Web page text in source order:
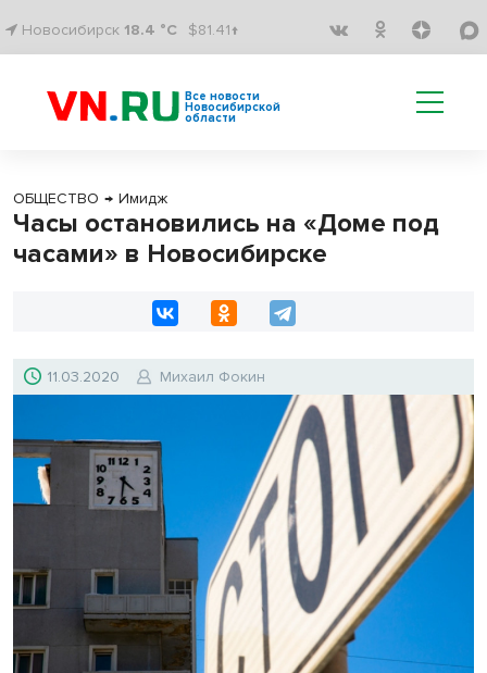
Новосибирск 18.4 °C $81.41↑
Все новости
Новосибирской
области
ОБЩЕСТВО → Имидж
Часы остановились на «Доме под
часами» в Новосибирске
11.03.2020 Михаил Фокин